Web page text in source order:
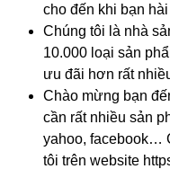
cho đến khi bạn
Chúng tôi là nhà
10.000 loại sản
ưu đãi hơn rất
Chào mừng bạn
cần rất nhiều sản
yahoo, facebook…
tôi trên website